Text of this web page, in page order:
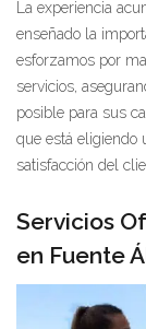
La experiencia
enseñado la
esforzamos por
servicios,
posible para sus
que está eligiendo
satisfacción del
Servicios
en Fuente